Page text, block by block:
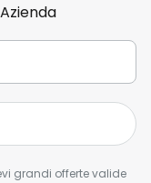
Azienda
grandi offerte valide